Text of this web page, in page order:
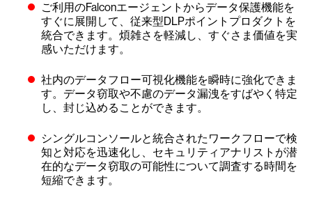
ご利用のFalconエージェントからデータ保護機能を
すぐに展開して、従来型DLPポイントプロダクトを
統合できます。煩雑さを軽減し、すぐさま価値を実
感いただけます。
社内のデータフロー可視化機能を瞬時に強化できま
す。データ窃取や不慮のデータ漏洩をすばやく特定
し、封じ込めることができます。
シングルコンソールと統合されたワークフローで検
知と対応を迅速化し、セキュリティアナリストが潜
在的なデータ窃取の可能性について調査する時間を
短縮できます。